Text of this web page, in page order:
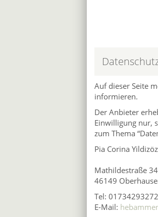
Auf dieser Seite
informieren.
Der Anbieter
Einwilligung nur,
zum Thema
Pia Corina
Mathildestraße
46149
Tel: 01734293272
E-Mail: